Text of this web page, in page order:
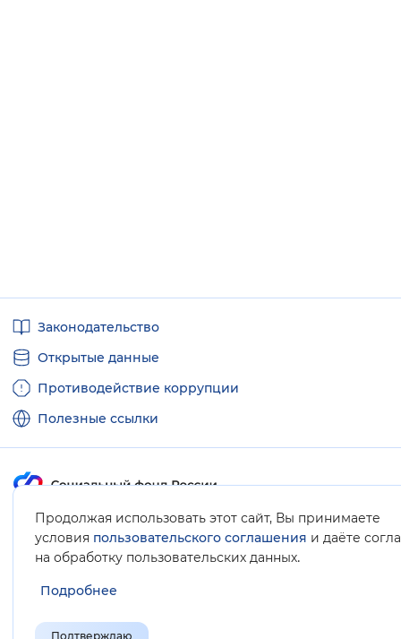
Продолжая использовать этот сайт, Вы принимаете
условия пользовательского соглашения и даёте
на обработку пользовательских данных.
Подробнее
Подтверждаю
ссылкиЗаконодательство
Открытые данные
Противодействие коррупции
Полезные ссылки
Карта сайта